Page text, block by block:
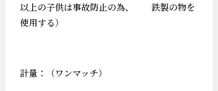
以上の子供は事故防止の為、 鉄製の物を
使用する）
計量：（ワンマッチ）